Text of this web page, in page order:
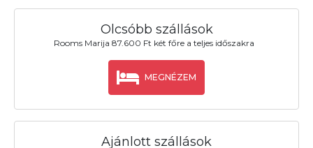
Olcsóbb szállások
Rooms Marija 87.600 Ft két főre a teljes időszakra
MEGNÉZEM
Ajánlott szállások